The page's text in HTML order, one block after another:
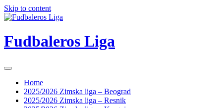
Skip to content
Fudbaleros Liga
Home
2025/2026 Zimska liga – Beograd
2025/2026 Zimska liga – Resnik